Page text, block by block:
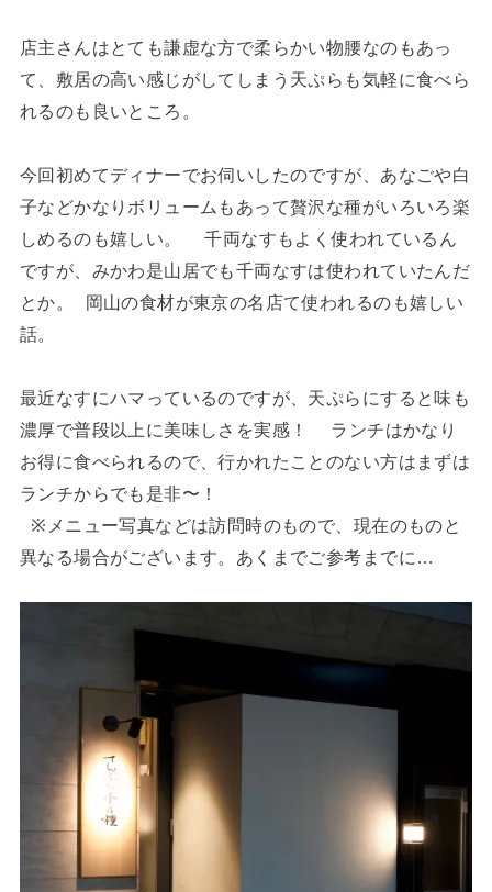
店主さんはとても謙虚な方で柔らかい物腰なのもあっ
て、敷居の高い感じがしてしまう天ぷらも気軽に食べら
れるのも良いところ。
今回初めてディナーでお伺いしたのですが、あなごや白
子などかなりボリュームもあって贅沢な種がいろいろ楽
しめるのも嬉しい。 千両なすもよく使われているん
ですが、みかわ是山居でも千両なすは使われていたんだ
とか。 岡山の食材が東京の名店て使われるのも嬉しい
話。
最近なすにハマっているのですが、天ぷらにすると味も
濃厚で普段以上に美味しさを実感！ ランチはかなり
お得に食べられるので、行かれたことのない方はまずは
ランチからでも是非〜！
※メニュー写真などは訪問時のもので、現在のものと
異なる場合がございます。あくまでご参考までに…